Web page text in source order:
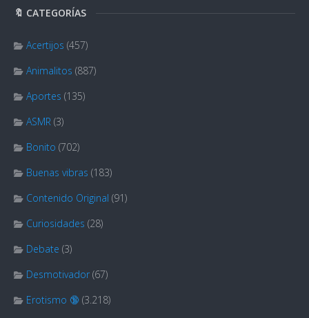
🔖 CATEGORÍAS
Acertijos (457)
Animalitos (887)
Aportes (135)
ASMR (3)
Bonito (702)
Buenas vibras (183)
Contenido Original (91)
Curiosidades (28)
Debate (3)
Desmotivador (67)
Erotismo 🔞 (3.218)